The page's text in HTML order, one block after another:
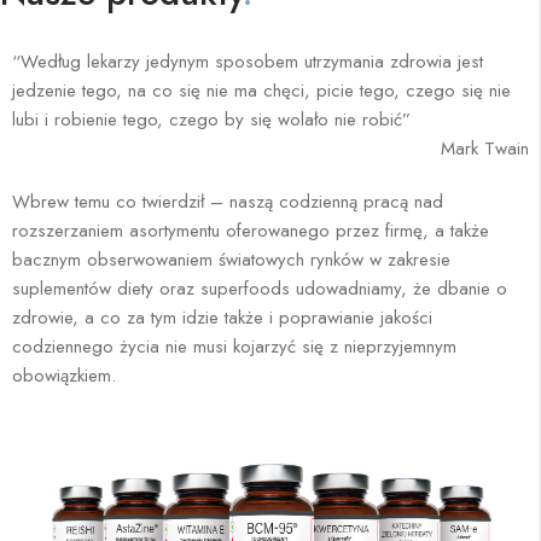
“Według lekarzy jedynym sposobem utrzymania zdrowia jest
jedzenie tego, na co się nie ma chęci, picie tego, czego się nie
lubi i robienie tego, czego by się wolało nie robić”
Mark Twain
Wbrew temu co twierdził – naszą codzienną pracą nad
rozszerzaniem asortymentu oferowanego przez firmę, a także
bacznym obserwowaniem światowych rynków w zakresie
suplementów diety oraz superfoods udowadniamy, że dbanie o
zdrowie, a co za tym idzie także i poprawianie jakości
codziennego życia nie musi kojarzyć się z nieprzyjemnym
obowiązkiem.